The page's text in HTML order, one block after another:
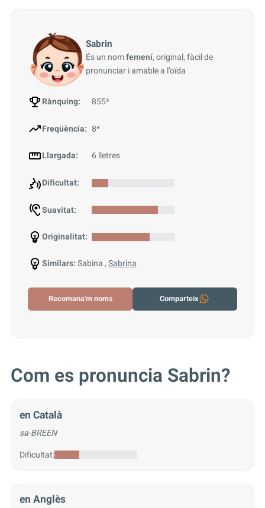
Rànquing: 855*
Freqüència: 8*
Llargada: 6 lletres
Dificultat:
Suavitat:
Originalitat:
Similars:Sabina ,Sabrina
Recomana'm noms Comparteix
Sabrin
És un nomfemení, original, fàcil de
pronunciar i amable a l’oïda
Com es pronuncia Sabrin?
en Català
sa-BREEN
Dificultat:
en Anglès